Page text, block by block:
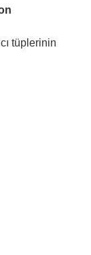
tüplerinin